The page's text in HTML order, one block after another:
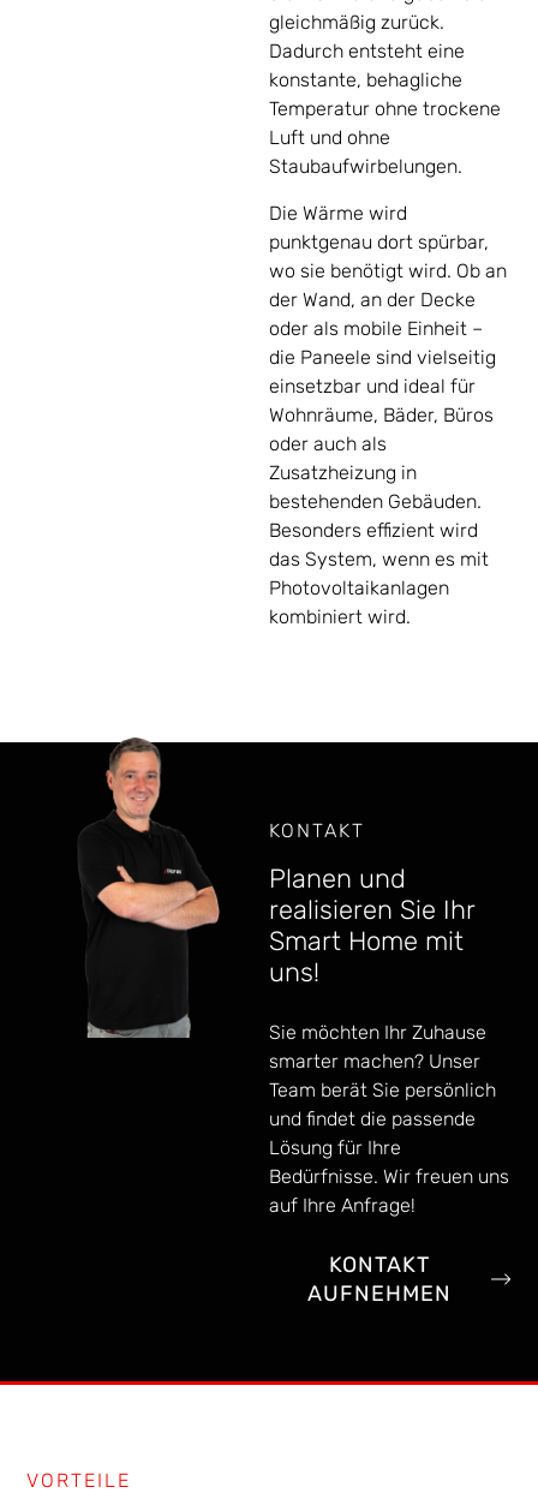
gleichmäßig zurück.
Dadurch entsteht eine
konstante, behagliche
Temperatur ohne trockene
Luft und ohne
Staubaufwirbelungen.
Die Wärme wird
punktgenau dort spürbar,
wo sie benötigt wird. Ob an
der Wand, an der Decke
oder als mobile Einheit –
die Paneele sind vielseitig
einsetzbar und ideal für
Wohnräume, Bäder, Büros
oder auch als
Zusatzheizung in
bestehenden Gebäuden.
Besonders effizient wird
das System, wenn es mit
Photovoltaikanlagen
kombiniert wird.
KONTAKT
Planen und
realisieren Sie Ihr
Smart Home mit
uns!
Sie möchten Ihr Zuhause
smarter machen? Unser
Team berät Sie persönlich
und findet die passende
Lösung für Ihre
Bedürfnisse. Wir freuen uns
auf Ihre Anfrage!
KONTAKT
AUFNEHMEN
VORTEILE